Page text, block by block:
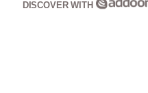
DISCOVER WITH